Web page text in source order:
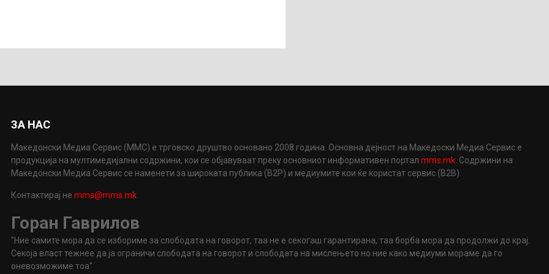
ЗА НАС
Македонски Медиа Сервис (ММС) е трговско друштво основано 2008 година. Основна дејност на Македоски Медиа Сервис е
продукција на мултимедијални содржини, кои се објавуваат преку основниот информативен порталmms.mk. Содржини на
Македонски Медиа Сервис се наменети за широката публика (B2P) и медиумите кои ќе користат сервис (B2B).
Контактирај неmms@mms.mk
Горан Гаврилов
"Ние самите мора да се избориме за слободата на говорот, таа не е секогаш гарантирана, таа борба мора да продолжи до крај.
Секоја власт тежнее да ја ограничи слободата на говорот и слободата на мислењето но ние како медиуми мораме да го
оневозможиме тоа"